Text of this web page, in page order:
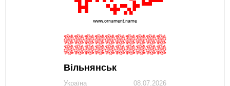
Вільнянськ
08.07.2026
Україна